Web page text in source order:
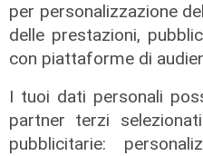
per personalizzazione
delle prestazioni,
con piattaforme di
I tuoi dati personali
partner terzi
pubblicitarie: